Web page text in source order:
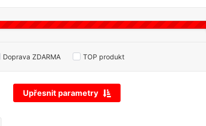
Upřesnit parametry
Doprava ZDARMA TOP produkt